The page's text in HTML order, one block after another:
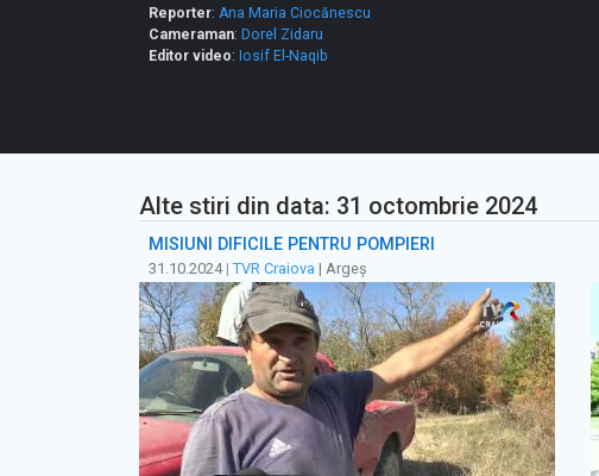
Reporter: Ana Maria Ciocănescu
Cameraman: Dorel Zidaru
Editor video: Iosif El-Naqib
Alte stiri din data: 31 octombrie 2024
MISIUNI DIFICILE PENTRU POMPIERI
31.10.2024| TVR Craiova | Argeș